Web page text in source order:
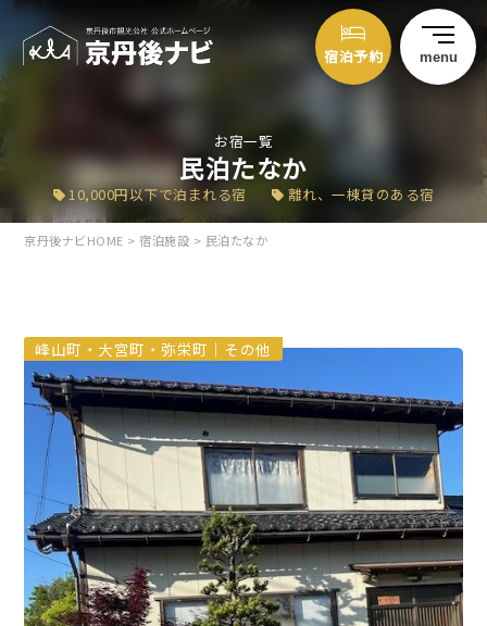
宿泊予約 menu
お宿一覧
民泊たなか
10,000円以下で泊まれる宿 離れ、一棟貸のある宿
京丹後ナビHOME >宿泊施設 > 民泊たなか
峰山町・大宮町・弥栄町｜その他